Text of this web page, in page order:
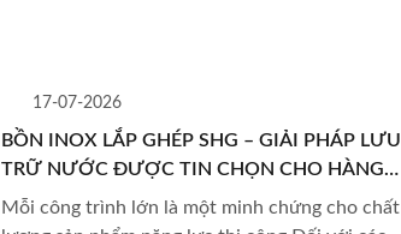
17-07-2026
BỒN INOX LẮP GHÉP SHG – GIẢI PHÁP LƯU
TRỮ NƯỚC ĐƯỢC TIN CHỌN CHO HÀNG
LOẠT DỰ ÁN QUY MÔ LỚN
Mỗi công trình lớn là một minh chứng cho chất